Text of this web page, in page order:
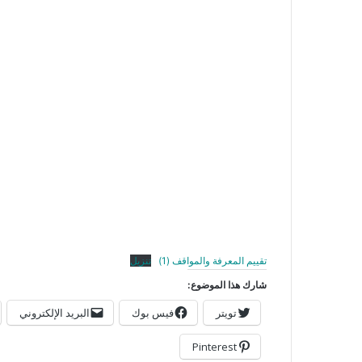
تقييم المعرفة والمواقف (1)
تنزيل
شارك هذا الموضوع:
تويتر فيس بوك البريد الإلكتروني
Pinterest